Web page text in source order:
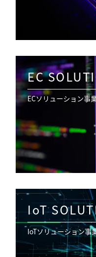
EC
ECソリューション事
IoT
IoTソリューション事